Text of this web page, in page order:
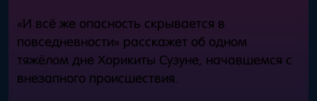
«И всё же опасность скрывается в
повседневности» расскажет об одном
тяжёлом дне Хорикиты Сузуне, начавшемся с
внезапного происшествия.